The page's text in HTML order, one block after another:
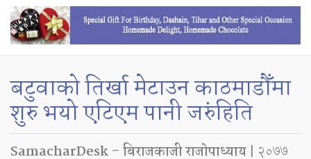
बटुवाको तिर्खा मेटाउन काठमाडौँमा
शुरु भयाे एटिएम पानी जरुंहिति
SamacharDesk – बिराजकाजी राजाेपाध्याय | २०७७